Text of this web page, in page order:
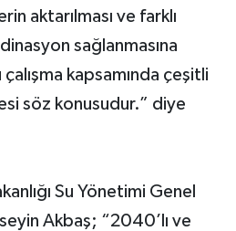
aktarılması ve farklı
sağlanmasına
çalışma kapsamında çeşitli
söz konusudur.” diye
Su Yönetimi Genel
Akbaş; “2040’lı ve